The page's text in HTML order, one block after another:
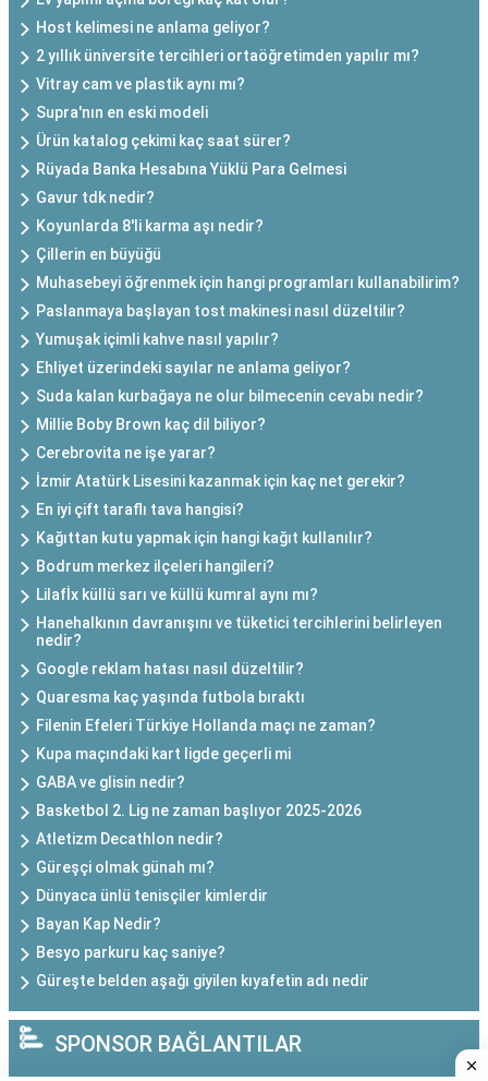
Host kelimesi ne anlama geliyor?
2 yıllık üniversite tercihleri ortaöğretimden yapılır mı?
Vitray cam ve plastik aynı mı?
Supra'nın en eski modeli
Ürün katalog çekimi kaç saat sürer?
Rüyada Banka Hesabına Yüklü Para Gelmesi
Gavur tdk nedir?
Koyunlarda 8'li karma aşı nedir?
Çillerin en büyüğü
Muhasebeyi öğrenmek için hangi programları kullanabilirim?
Paslanmaya başlayan tost makinesi nasıl düzeltilir?
Yumuşak içimli kahve nasıl yapılır?
Ehliyet üzerindeki sayılar ne anlama geliyor?
Suda kalan kurbağaya ne olur bilmecenin cevabı nedir?
Millie Boby Brown kaç dil biliyor?
Cerebrovita ne işe yarar?
İzmir Atatürk Lisesini kazanmak için kaç net gerekir?
En iyi çift taraflı tava hangisi?
Kağıttan kutu yapmak için hangi kağıt kullanılır?
Bodrum merkez ilçeleri hangileri?
Lilafİx küllü sarı ve küllü kumral aynı mı?
Hanehalkının davranışını ve tüketici tercihlerini belirleyen
nedir?
Google reklam hatası nasıl düzeltilir?
Quaresma kaç yaşında futbola bıraktı
Filenin Efeleri Türkiye Hollanda maçı ne zaman?
Kupa maçındaki kart ligde geçerli mi
GABA ve glisin nedir?
Basketbol 2. Lig ne zaman başlıyor 2025-2026
Atletizm Decathlon nedir?
Güreşçi olmak günah mı?
Dünyaca ünlü tenisçiler kimlerdir
Bayan Kap Nedir?
Besyo parkuru kaç saniye?
Güreşte belden aşağı giyilen kıyafetin adı nedir
SPONSOR BAĞLANTILAR